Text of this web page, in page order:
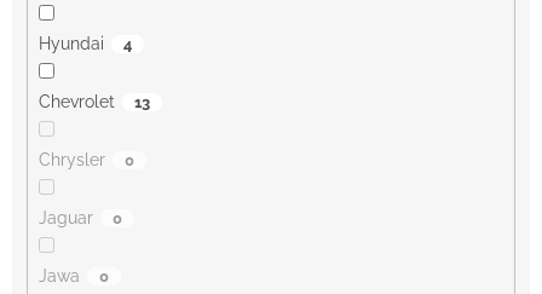
Hyundai 4
Chevrolet 13
Chrysler 0
Jaguar 0
Jawa 0